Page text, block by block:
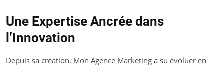
Une Expertise Ancrée dans
l’Innovation
Depuis sa création, Mon Agence Marketing a su évoluer en